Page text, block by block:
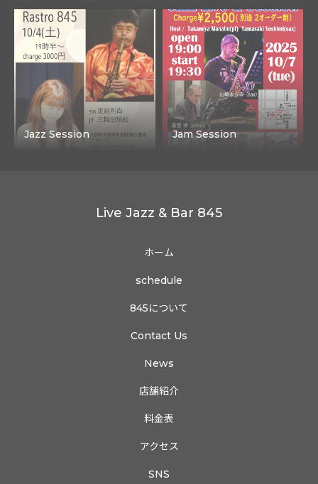
Jazz Session Jam Session
Live Jazz & Bar 845
ホーム
schedule
845について
Contact Us
News
店舗紹介
料金表
アクセス
SNS